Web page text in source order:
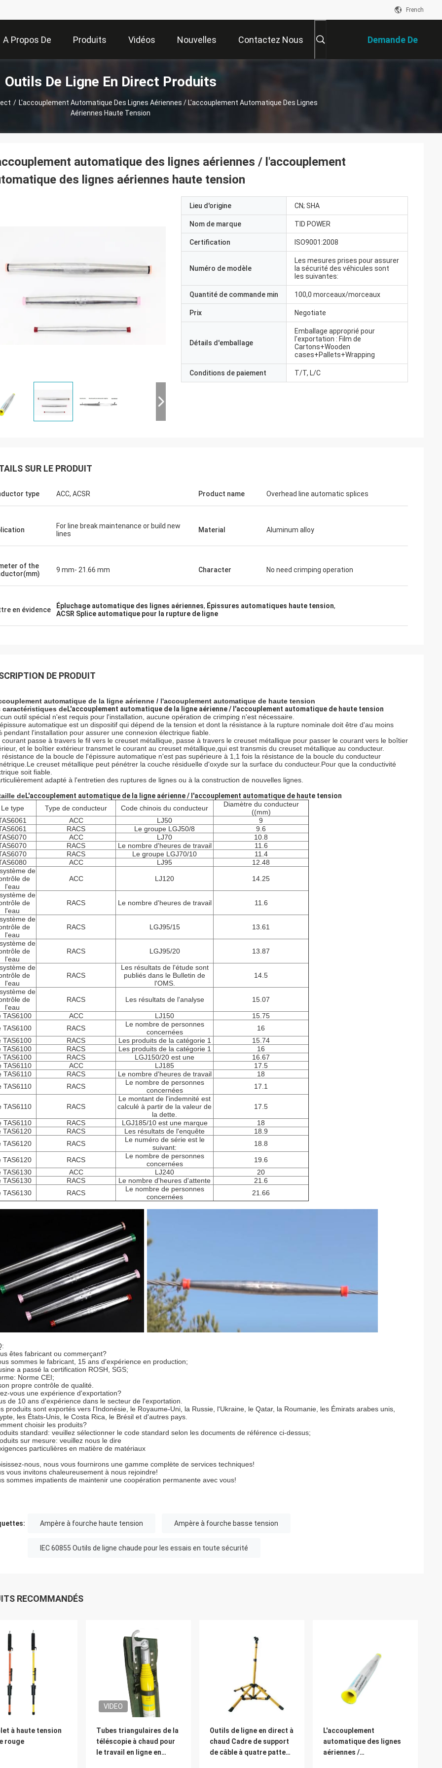
French
A Propos De
Nous
Produits Vidéos Nouvelles Contactez Nous Demande De
Soumission
Outils De Ligne En Direct Produits
/ L'accouplement Automatique Des Lignes Aériennes / L'accouplement Automatique Des Lignes
Aériennes Haute Tension
Edson Polli junior
brillant, maintenant une
Edson Polli junior
Excellent brillant, maintenant une
Facile à communiquer et très
automatique des lignes aériennes / l'accouplement
des lignes aériennes haute tension
Lieu d'origine CN; SHA
Nom de marque TID POWER
Certification ISO9001:2008
Numéro de modèle
Les mesures prises pour assurer
la sécurité des véhicules sont
les suivantes:
Quantité de commande min 100,0 morceaux/morceaux
Prix Negotiate
Détails d'emballage
Emballage approprié pour
l'exportation : Film de
Cartons+Wooden
cases+Pallets+Wrapping
Conditions de paiement T/T, L/C
SUR LE PRODUIT
type ACC, ACSR Product name Overhead line automatic splices
For line break maintenance or build new
lines
Material Aluminum alloy
of the
9 mm- 21.66 mm Character No need crimping operation
en évidence Épluchage automatique des lignes aériennes, Épissures automatiques haute tension,
ACSR Splice automatique pour la rupture de ligne
DE PRODUIT
automatique de la ligne aérienne / l'accouplement automatique de haute tension
caractéristiques deL'accouplement automatique de la ligne aérienne / l'accouplement automatique de haute tension
outil spécial n'est requis pour l'installation, aucune opération de crimping n'est nécessaire.
automatique est un dispositif qui dépend de la tension et dont la résistance à la rupture nominale doit être d'au moins
pendant l'installation pour assurer une connexion électrique fiable.
courant passe à travers le fil vers le creuset métallique, passe à travers le creuset métallique pour passer le courant vers le boîtier
et le boîtier extérieur transmet le courant au creuset métallique,qui est transmis du creuset métallique au conducteur.
résistance de la boucle de l'épissure automatique n'est pas supérieure à 1,1 fois la résistance de la boucle du conducteur
creuset métallique peut pénétrer la couche résiduelle d'oxyde sur la surface du conducteur.Pour que la conductivité
soit fiable.
adapté à l'entretien des ruptures de lignes ou à la construction de nouvelles lignes.
deL'accouplement automatique de la ligne aérienne / l'accouplement automatique de haute tension
Le type
Type de conducteur Code chinois du conducteur
Diamètre du conducteur
((mm)
ACC LJ50
9
RACS Le groupe LGJ50/8
9.6
ACC LJ70
10.8
RACS Le nombre d'heures de travail
11.6
RACS Le groupe LGJ70/10
11.4
ACC LJ95
12.48
de
de
l'eau
ACC LJ120 14.25
de
de
l'eau
RACS Le nombre d'heures de travail 11.6
de
de
l'eau
RACS LGJ95/15 13.61
de
de
l'eau
RACS LGJ95/20 13.87
de
de
l'eau
RACS
Les résultats de l'étude sont
publiés dans le Bulletin de
l'OMS.
14.5
de
de
l'eau
RACS Les résultats de l'analyse 15.07
TAS6100 ACC LJ150
15.75
TAS6100
RACS
Le nombre de personnes
concernées
16
TAS6100
RACS Les produits de la catégorie 1
15.74
TAS6100
RACS Les produits de la catégorie 1
16
TAS6100
RACS LGJ150/20 est une
16.67
TAS6110
ACC LJ185
17.5
TAS6110
RACS Le nombre d'heures de travail
18
TAS6110
RACS
Le nombre de personnes
concernées
17.1
TAS6110 RACS
Le montant de l'indemnité est
calculé à partir de la valeur de
la dette.
17.5
TAS6110 RACS LGJ185/10 est une marque
18
TAS6120
RACS Les résultats de l'enquête
18.9
TAS6120
RACS
Le numéro de série est le
suivant:
18.8
TAS6120 RACS
Le nombre de personnes
concernées
19.6
TAS6130
ACC LJ240
20
TAS6130
RACS Le nombre d'heures d'attente
21.6
TAS6130
RACS
Le nombre de personnes
concernées
21.66
êtes fabricant ou commerçant?
sommes le fabricant, 15 ans d'expérience en production;
a passé la certification ROSH, SGS;
Norme CEI;
propre contrôle de qualité.
vous une expérience d'exportation?
de 10 ans d'expérience dans le secteur de l'exportation.
produits sont exportés vers l'Indonésie, le Royaume-Uni, la Russie, l'Ukraine, le Qatar, la Roumanie, les Émirats arabes unis,
les États-Unis, le Costa Rica, le Brésil et d'autres pays.
choisir les produits?
standard: veuillez sélectionner le code standard selon les documents de référence ci-dessus;
sur mesure: veuillez nous le dire
particulières en matière de matériaux
nous, nous vous fournirons une gamme complète de services techniques!
vous invitons chaleureusement à nous rejoindre!
sommes impatients de maintenir une coopération permanente avec vous!
Ampère à fourche haute tension Ampère à fourche basse tension
IEC 60855 Outils de ligne chaude pour les essais en toute sécurité
RECOMMANDÉS
à haute tension
rouge
VIDEO
Tubes triangulaires de la
téléscopie à chaud pour
le travail en ligne en
Outils de ligne en direct à
chaud Cadre de support
de câble à quatre pattes
L'accouplement
automatique des lignes
aériennes /